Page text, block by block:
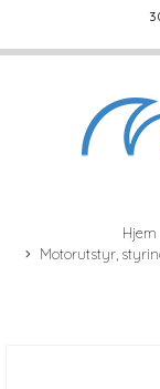
Hjem
Motorutstyr,